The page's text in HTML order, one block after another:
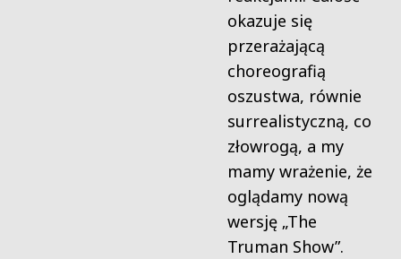
okazuje się
przerażającą
choreografią
oszustwa, równie
surrealistyczną, co
złowrogą, a my
mamy wrażenie, że
oglądamy nową
wersję „The
Truman Show”.